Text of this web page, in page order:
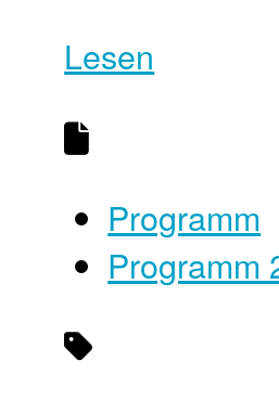
Lesen
Programm
Programm